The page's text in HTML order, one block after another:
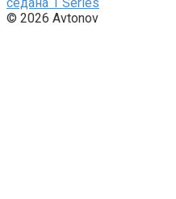
© 2026 Avtonov